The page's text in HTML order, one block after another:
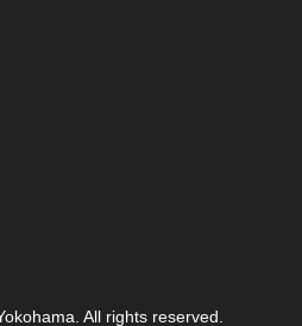
All rights reserved.